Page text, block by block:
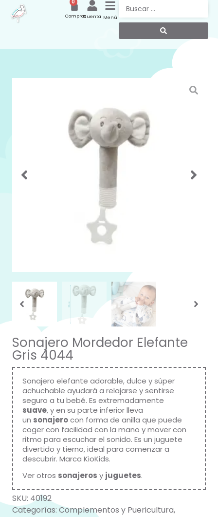
Menú
Cuenta
0
Compras
Sonajero Mordedor Elefante
Gris 4044
Sonajero elefante adorable, dulce y súper
achuchable ayudará a relajarse y sentirse
seguro a tu bebé. Es extremadamente
suave, y en su parte inferior lleva
un sonajerocon forma de anilla que puede
coger con facilidad con la mano y mover con
ritmo para escuchar el sonido. Es un juguete
divertido y tierno, ideal para comenzar a
descubrir. Marca KioKids.
Ver otros sonajeros y juguetes.
SKU: 40192
Categorías: Complementos y Puericultura,